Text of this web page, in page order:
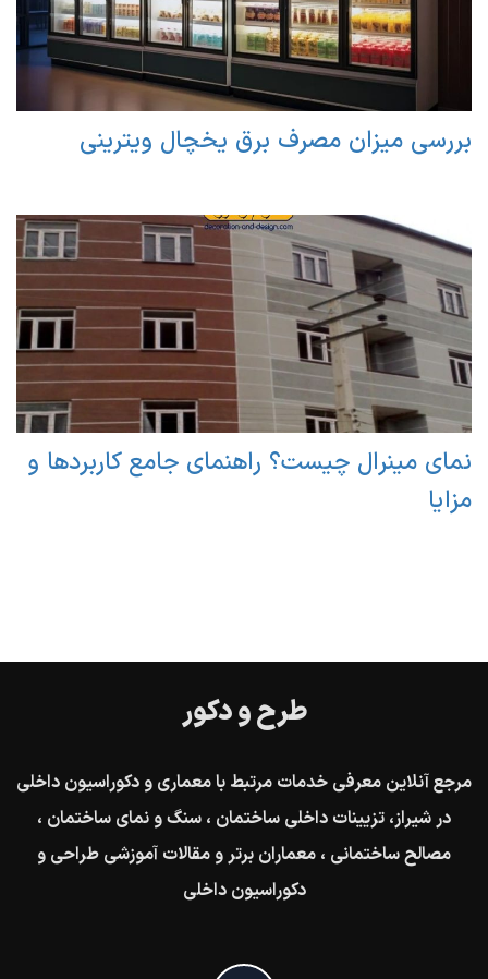
بررسی میزان مصرف برق یخچال ویترینی
نمای مینرال چیست؟ راهنمای جامع کاربردها و
مزایا
طرح و دکور
مرجع آنلاین معرفی خدمات مرتبط با معماری و دکوراسیون داخلی
در شیراز، تزیینات داخلی ساختمان ، سنگ و نمای ساختمان ،
مصالح ساختمانی ، معماران برتر و مقالات آموزشی طراحی و
دکوراسیون داخلی